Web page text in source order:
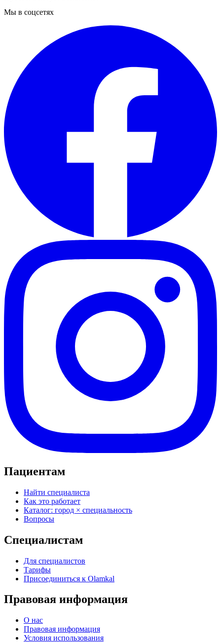
Мы в соцсетях
Пациентам
Найти специалиста
Как это работает
Каталог: город × специальность
Вопросы
Специалистам
Для специалистов
Тарифы
Присоединиться к Olamkal
Правовая информация
О нас
Правовая информация
Условия использования